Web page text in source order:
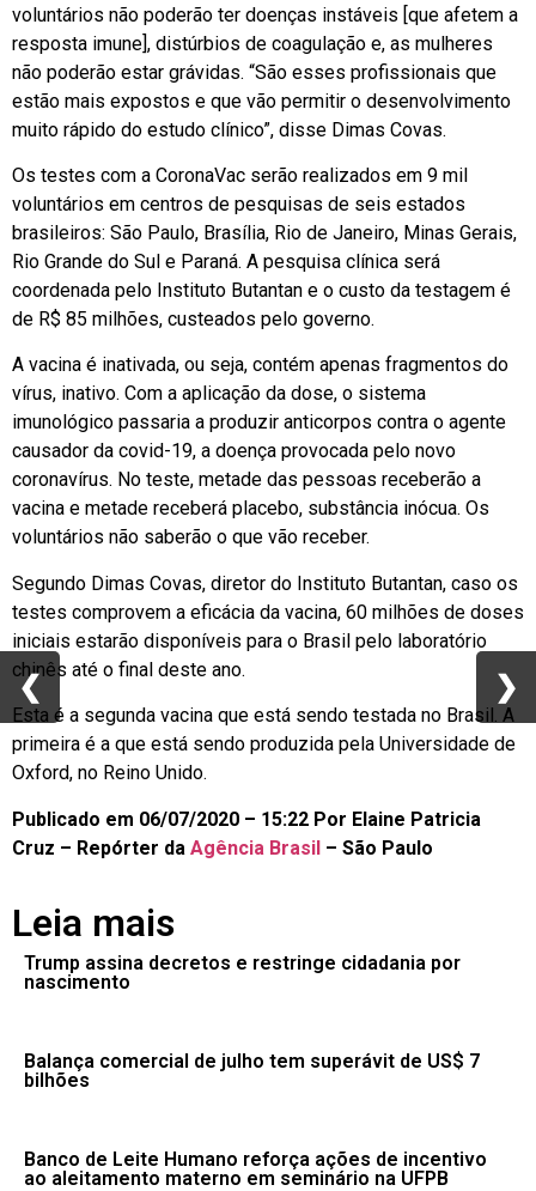
voluntários não poderão ter doenças instáveis [que afetem a
resposta imune], distúrbios de coagulação e, as mulheres
não poderão estar grávidas. “São esses profissionais que
estão mais expostos e que vão permitir o desenvolvimento
muito rápido do estudo clínico”, disse Dimas Covas.
Os testes com a CoronaVac serão realizados em 9 mil
voluntários em centros de pesquisas de seis estados
brasileiros: São Paulo, Brasília, Rio de Janeiro, Minas Gerais,
Rio Grande do Sul e Paraná. A pesquisa clínica será
coordenada pelo Instituto Butantan e o custo da testagem é
de R$ 85 milhões, custeados pelo governo.
A vacina é inativada, ou seja, contém apenas fragmentos do
vírus, inativo. Com a aplicação da dose, o sistema
imunológico passaria a produzir anticorpos contra o agente
causador da covid-19, a doença provocada pelo novo
coronavírus. No teste, metade das pessoas receberão a
vacina e metade receberá placebo, substância inócua. Os
voluntários não saberão o que vão receber.
Segundo Dimas Covas, diretor do Instituto Butantan, caso os
testes comprovem a eficácia da vacina, 60 milhões de doses
iniciais estarão disponíveis para o Brasil pelo laboratório
chinês até o final deste ano.
Esta é a segunda vacina que está sendo testada no Brasil. A
primeira é a que está sendo produzida pela Universidade de
Oxford, no Reino Unido.
Publicado em 06/07/2020 – 15:22 Por Elaine Patricia
Cruz – Repórter da Agência Brasil – São Paulo
Leia mais
Trump assina decretos e restringe cidadania por
nascimento
Balança comercial de julho tem superávit de US$ 7
bilhões
Banco de Leite Humano reforça ações de incentivo
ao aleitamento materno em seminário na UFPB
❮ ❯
❮ ❯